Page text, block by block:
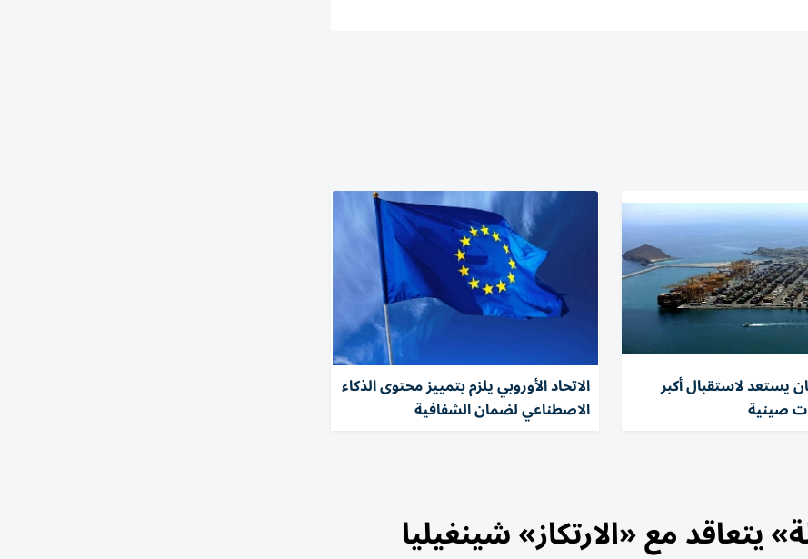
يستعد لاستقبال أكبر
صينية
الاتحاد الأوروبي يلزم بتمييز محتوى الذكاء
الاصطناعي لضمان الشفافية
مع «الارتكاز» شينغيليا